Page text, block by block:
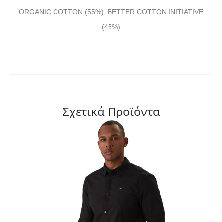
ORGANIC COTTON (55%), BETTER COTTON INITIATIVE
(45%)
Σχετικά Προϊόντα